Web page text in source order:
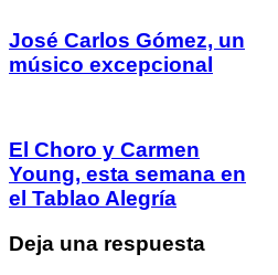
José Carlos Gómez, un
músico excepcional
El Choro y Carmen
Young, esta semana en
el Tablao Alegría
Deja una respuesta